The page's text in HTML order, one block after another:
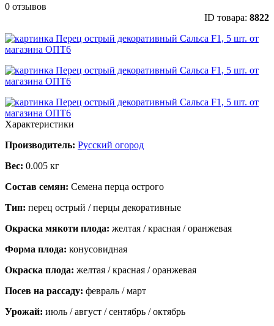
0 отзывов
ID товара: 8822
Характеристики
Производитель: Русский огород
Вес: 0.005 кг
Состав семян: Семена перца острого
Тип: перец острый / перцы декоративные
Окраска мякоти плода: желтая / красная / оранжевая
Форма плода: конусовидная
Окраска плода: желтая / красная / оранжевая
Посев на рассаду: февраль / март
Урожай: июль / август / сентябрь / октябрь